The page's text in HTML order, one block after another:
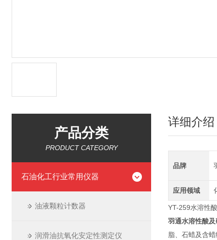
产品分类
PRODUCT CATEGORY
石油化工行业常用仪器
油液颗粒计数器
润滑油抗氧化安定性测定仪
详细介绍
品牌
应用领域
YT-259水溶性
羽通水溶性酸
脂、石蜡及含